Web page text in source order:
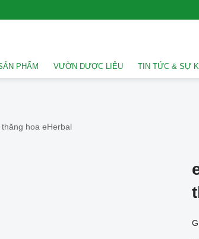
PHẨM VƯỜN DƯỢC LIỆU TIN TỨC & SỰ
hoa eHerbal